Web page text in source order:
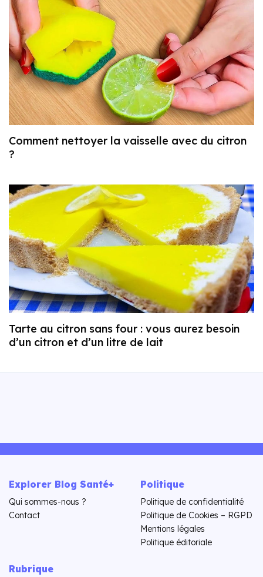
Comment nettoyer la vaisselle avec du citron
?
Tarte au citron sans four : vous aurez besoin
d’un citron et d’un litre de lait
Explorer Blog Santé+
Qui sommes-nous ?
Contact
Politique
Politique de confidentialité
Politique de Cookies – RGPD
Mentions légales
Politique éditoriale
Rubrique